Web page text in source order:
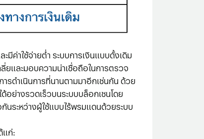
ค่าใช้จ่ายต่ำ ระบบการเงินแบบดั้งเดิม
ยและมอบความน่าเชื่อถือในการตรวจ
รดำเนินการที่นานตามมาอีกเช่นกัน ด้วย
อย่างรวดเร็วบนระบบบล็อกเชนโดย
นระหว่างผู้ใช้แบบไร้พรมแดนด้วยระบบ
แก่: